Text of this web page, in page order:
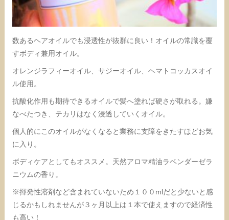
数あるヘアオイルでも浸透性が抜群に良い！オイルの常識を覆
すボディ兼用オイル。
オレンジラフィーオイル、サジーオイル、ヘマトコッカスオイ
ル使用。
抗酸化作用も期待できるオイルで髪へ塗れば硬さが取れる。嫌
なべたつき、テカリはなく浸透していくオイル。
個人的にこのオイルがなくなると業務に支障をきたすほどお気
に入り。
ボディケアとしてもオススメ。天然アロマ精油ラベンダーゼラ
ニウムの香り。
※揮発性溶剤など含まれていないため１００mlだと少ないと感
じるかもしれませんが３ヶ月以上は１本で使えますので経済性
も高い！